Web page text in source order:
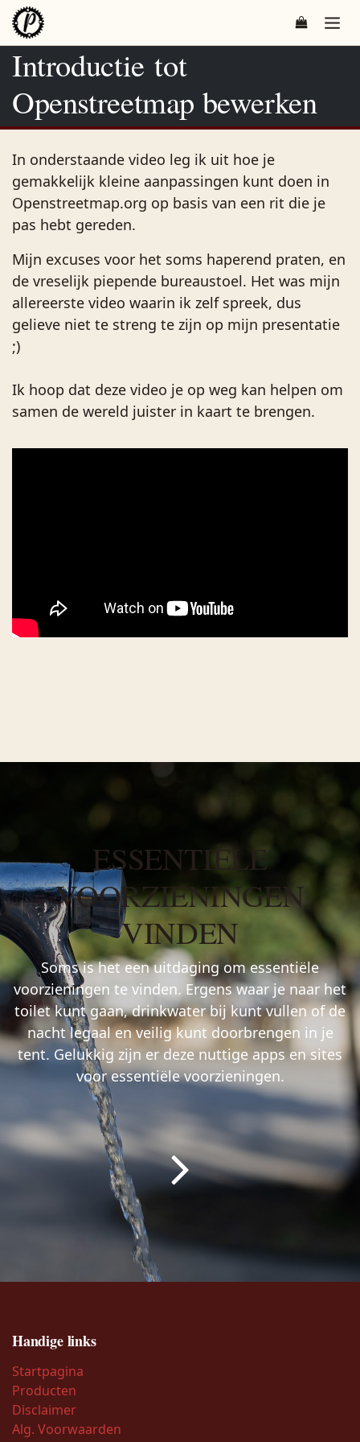
Overslaan naar inhoud
Introductie tot
Openstreetmap bewerken
In onderstaande video leg ik uit hoe je
gemakkelijk kleine aanpassingen kunt doen in
Openstreetmap.org op basis van een rit die je
pas hebt gereden.
Mijn excuses voor het soms haperend praten, en
de vreselijk piepende bureaustoel. Het was mijn
allereerste video waarin ik zelf spreek, dus
gelieve niet te streng te zijn op mijn presentatie
;)
Ik hoop dat deze video je op weg kan helpen om
samen de wereld juister in kaart te brengen.
ESSENTIËLE
VOORZIENINGEN
VINDEN
Soms is het een uitdaging om essentiële
voorzieningen te vinden. Ergens waar je naar het
toilet kunt gaan, drinkwater bij kunt vullen of de
nacht legaal en veilig kunt doorbrengen in je
tent. Gelukkig zijn er deze nuttige apps en sites
voor essentiële voorzieningen.
Handige links
Startpagina
Producten
Disclaimer
Alg. Voorwaarden